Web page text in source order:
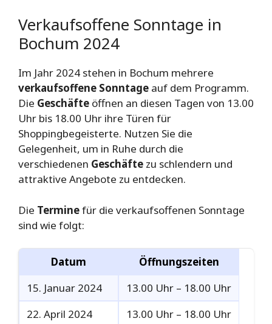
Verkaufsoffene Sonntage in
Bochum 2024
Im Jahr 2024 stehen in Bochum mehrere
verkaufsoffene Sonntage auf dem Programm.
Die Geschäfte öffnen an diesen Tagen von 13.00
Uhr bis 18.00 Uhr ihre Türen für
Shoppingbegeisterte. Nutzen Sie die
Gelegenheit, um in Ruhe durch die
verschiedenen Geschäfte zu schlendern und
attraktive Angebote zu entdecken.
Die Terminefür die verkaufsoffenen Sonntage
sind wie folgt:
Datum
Öffnungszeiten
15. Januar 2024
13.00 Uhr – 18.00 Uhr
22. April 2024
13.00 Uhr – 18.00 Uhr